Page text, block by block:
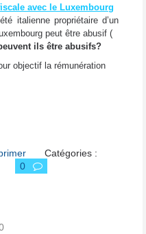
avec le Luxembourg
italienne propriétaire d’un
peut être abusif (
ils être abusifs?
objectif la rémunération
Catégories :
0